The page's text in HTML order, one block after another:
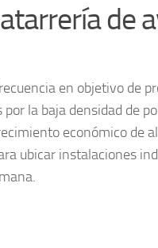
de
en objetivo de
la baja densidad de
económico de
ubicar instalaciones